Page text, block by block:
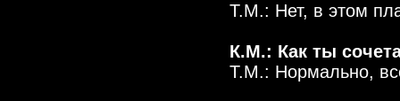
Т.М.: Нет, в этом
К.М.: Как ты
Т.М.: Нормально,